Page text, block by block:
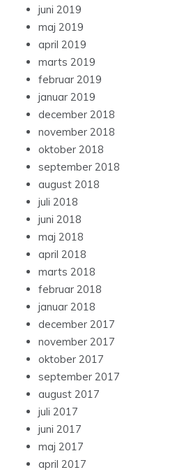
juni 2019
maj 2019
april 2019
marts 2019
februar 2019
januar 2019
december 2018
november 2018
oktober 2018
september 2018
august 2018
juli 2018
juni 2018
maj 2018
april 2018
marts 2018
februar 2018
januar 2018
december 2017
november 2017
oktober 2017
september 2017
august 2017
juli 2017
juni 2017
maj 2017
april 2017